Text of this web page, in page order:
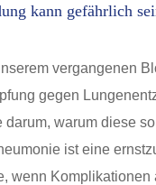
kann gefährlich
vergangenen
gegen
darum, warum diese
ist eine
wenn Komplikationen